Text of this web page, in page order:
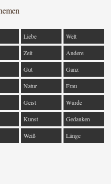
Liebe Welt
Zeit Andere
Gut Ganz
Natur Frau
Geist Würde
Kunst Gedanken
Weiß Länge